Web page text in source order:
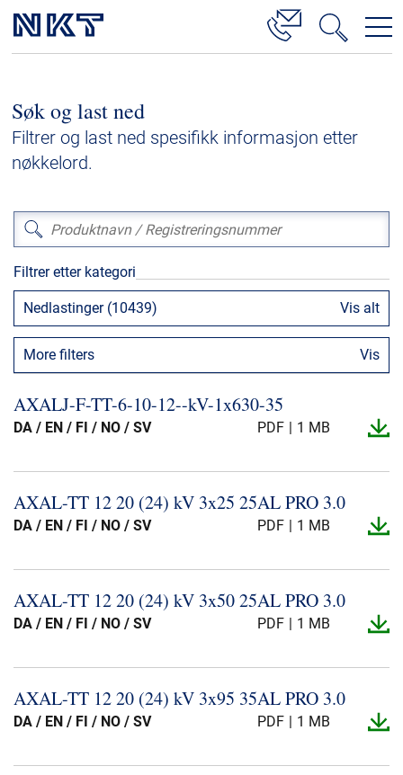
Høyspenningskabelløsninger
Kabelservice
Lavspenning
Høyspenningskabeltilbehør
Mellomspenningskabeltilbehør
Referanser
Nedlastinger
Presse og arrangementer
NKT ved første øyekast
Bærekraft
Søk og last ned
Filtrer og last ned spesifikk informasjon etter
nøkkelord.
Filtrer etter kategori
Nedlastinger (10439) Vis alt
More filters Vis
AXALJ-​F-​TT-​6-​10-​12-​-​kV-​1x630-​35
DA / EN / FI / NO / SV PDF 1 MB
AXAL-​TT 12 20 (24) kV 3x25 25AL PRO 3.​0
DA / EN / FI / NO / SV PDF 1 MB
AXAL-​TT 12 20 (24) kV 3x50 25AL PRO 3.​0
DA / EN / FI / NO / SV PDF 1 MB
AXAL-​TT 12 20 (24) kV 3x95 35AL PRO 3.​0
DA / EN / FI / NO / SV PDF 1 MB